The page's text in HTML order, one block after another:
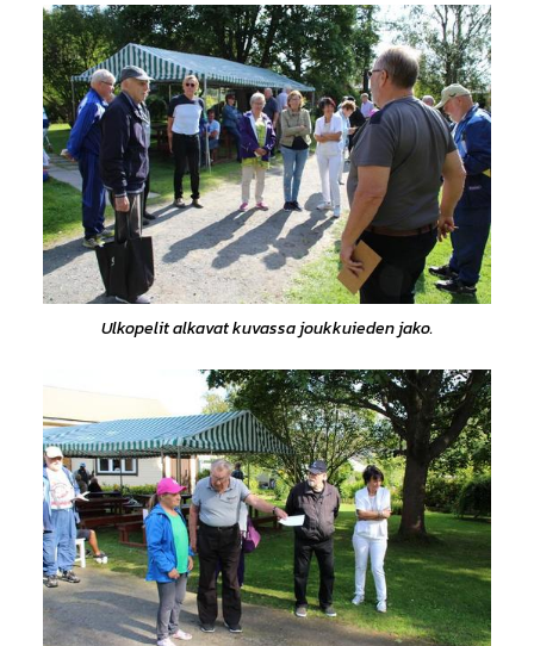
Ulkopelit alkavat kuvassa joukkuieden jako.